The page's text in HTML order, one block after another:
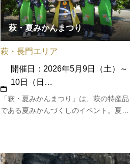
萩・夏みかんまつり
「萩・夏みかんまつり」は、萩の特産品
である夏みかんづくしのイベント。夏み
みかんの収穫体験や、萩八景遊覧船乗船
萩・長門エリア
開催日：2026年5月9日（土）～
10日（日…